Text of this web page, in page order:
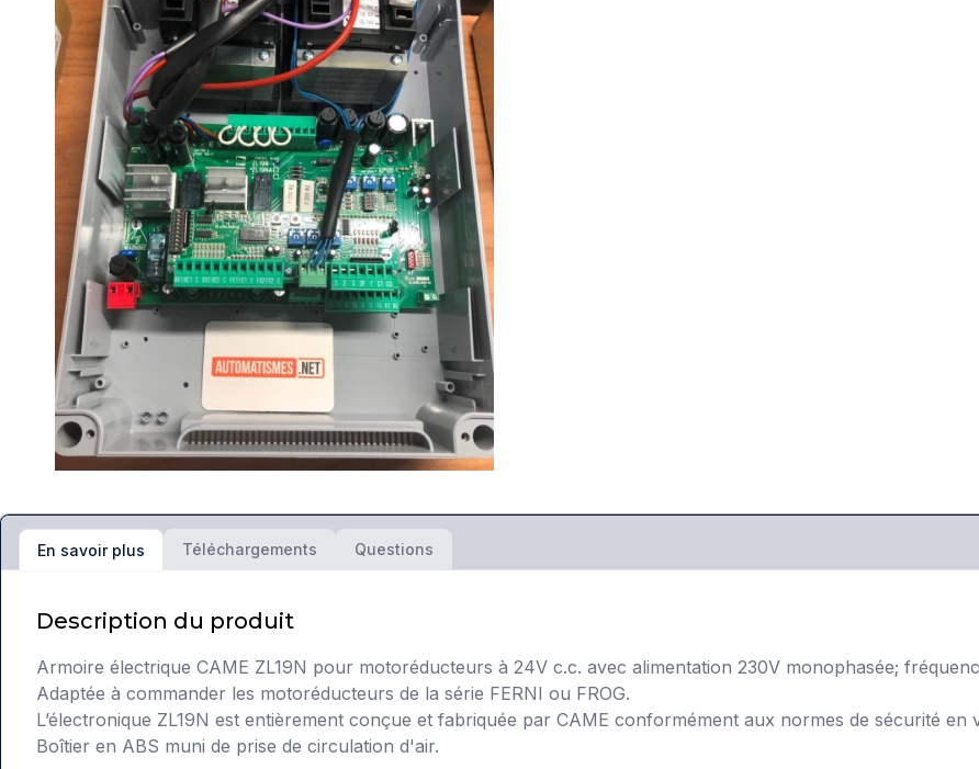
En savoir plus Téléchargements Questions
Description du produit
Armoire électrique CAME ZL19N pour motoréducteurs à 24V c.c. avec alimentation 230V monophasée;
Adaptée à commander les motoréducteurs de la série FERNI ou FROG.
L’électronique ZL19N est entièrement conçue et fabriquée par CAME conformément aux normes de sécurité
Boîtier en ABS muni de prise de circulation d'air.